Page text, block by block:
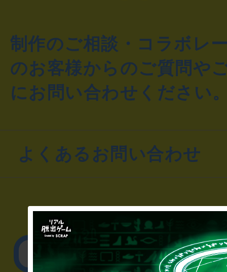
制作のご相談・コラボレ
のお客様からのご質問や
にお問い合わせください
よくあるお問い合わせ
▼一般のお客様
公演内容、チケット